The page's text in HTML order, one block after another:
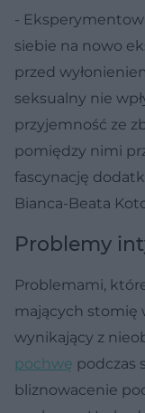
-
siebie na nowo
przed
seksualny nie
przyjemność ze
pomiędzy nimi
fascynację
Bianca-Beata
Problemy
Problemami,
mających stomię
wynikający z
pochwę podczas
bliznowacenie